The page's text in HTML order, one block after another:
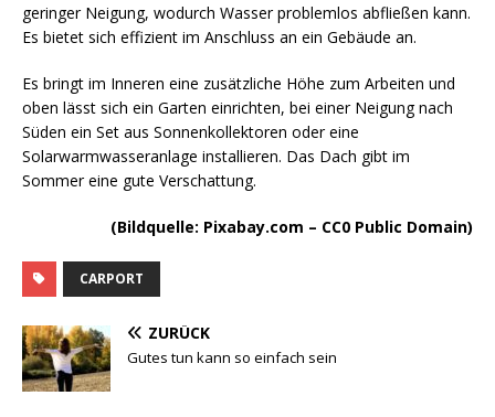
geringer Neigung, wodurch Wasser problemlos abfließen kann.
Es bietet sich effizient im Anschluss an ein Gebäude an.
Es bringt im Inneren eine zusätzliche Höhe zum Arbeiten und
oben lässt sich ein Garten einrichten, bei einer Neigung nach
Süden ein Set aus Sonnenkollektoren oder eine
Solarwarmwasseranlage installieren. Das Dach gibt im
Sommer eine gute Verschattung.
(Bildquelle: Pixabay.com – CC0 Public Domain)
CARPORT
ZURÜCK
Gutes tun kann so einfach sein